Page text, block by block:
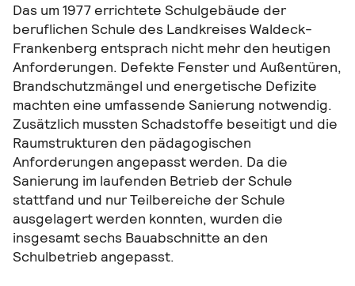
Das um 1977 errichtete Schulgebäude der
beruflichen Schule des Landkreises Waldeck-
Frankenberg entsprach nicht mehr den heutigen
Anforderungen. Defekte Fenster und Außentüren,
Brandschutzmängel und energetische Defizite
machten eine umfassende Sanierung notwendig.
Zusätzlich mussten Schadstoffe beseitigt und die
Raumstrukturen den pädagogischen
Anforderungen angepasst werden. Da die
Sanierung im laufenden Betrieb der Schule
stattfand und nur Teilbereiche der Schule
ausgelagert werden konnten, wurden die
insgesamt sechs Bauabschnitte an den
Schulbetrieb angepasst.